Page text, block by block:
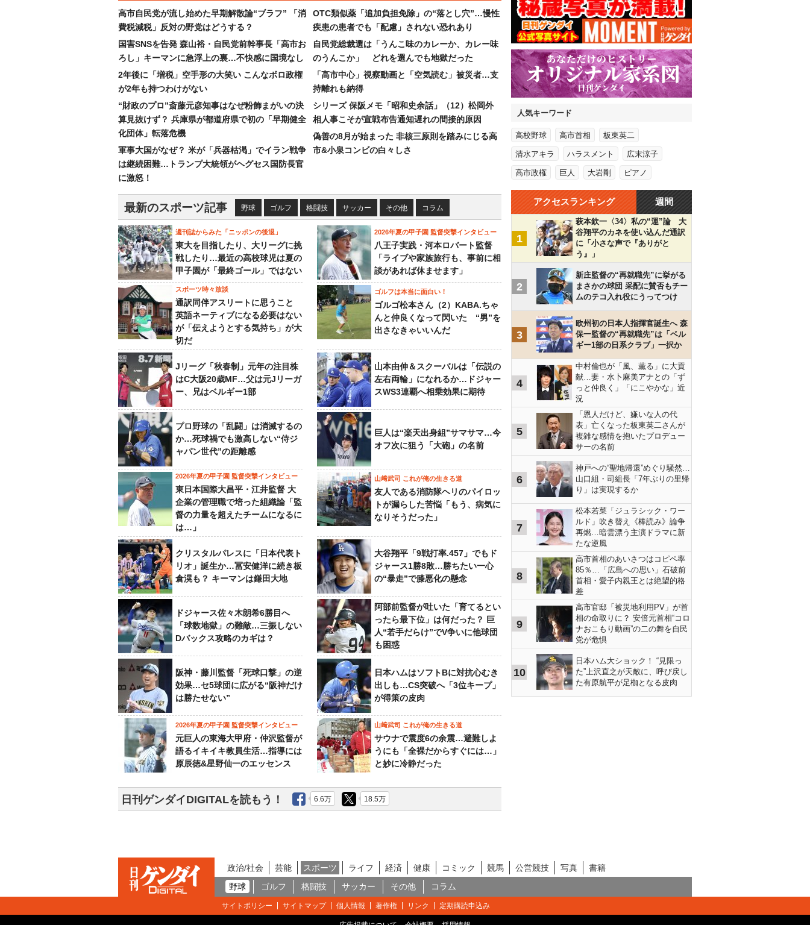
高市自民党が流し始めた早期解散論“ブラフ” 「消
費税減税」反対の野党はどうする？
国害SNSを告発 森山裕・自民党前幹事長「高市お
ろし」キーマンに急浮上の裏…不快感に国境なし
2年後に「増税」空手形の大笑い こんなボロ政権
が2年も持つわけがない
“財政のプロ”斎藤元彦知事はなぜ粉飾まがいの決
算見抜けず？ 兵庫県が都道府県で初の「早期健全
化団体」転落危機
軍事大国がなぜ？ 米が「兵器枯渇」でイラン戦争
は継続困難…トランプ大統領がヘグセス国防長官
に激怒！
OTC類似薬「追加負担免除」の“落とし穴”…慢性
疾患の患者でも「配慮」されない恐れあり
自民党総裁選は「うんこ味のカレーか、カレー味
のうんこか」 どれを選んでも地獄だった
「高市中心」視察動画と「空気読む」被災者…支
持離れも納得
シリーズ 保阪メモ「昭和史余話」（12）松岡外
相人事こそが宣戦布告通知遅れの間接的原因
偽善の8月が始まった 非核三原則を踏みにじる高
市&小泉コンビの白々しさ
最新のスポーツ記事 野球 ゴルフ 格闘技 サッカー その他 コラム
週刊誌からみた「ニッポンの後退」
東大を目指したり、大リーグに挑
戦したり…最近の高校球児は夏の
甲子園が「最終ゴール」ではない
2026年夏の甲子園 監督突撃インタビュー
八王子実践・河本ロバート監督
「ライブや家族旅行も、事前に相
談があれば休ませます」
スポーツ時々放談
通訳同伴アスリートに思うこと
英語ネーティブになる必要はない
が「伝えようとする気持ち」が大
切だ
ゴルフは本当に面白い！
ゴルゴ松本さん（2）KABA.ちゃ
んと仲良くなって閃いた “男”を
出さなきゃいいんだ
Jリーグ「秋春制」元年の注目株
はC大阪20歳MF…父は元Jリーガ
ー、兄はベルギー1部
山本由伸＆スクーバルは「伝説の
左右両輪」になれるか…ドジャー
スWS3連覇へ相乗効果に期待
プロ野球の「乱闘」は消滅するの
か…死球禍でも激高しない“侍ジ
ャパン世代”の距離感
巨人は“楽天出身組”サマサマ…今
オフ次に狙う「大砲」の名前
2026年夏の甲子園 監督突撃インタビュー
東日本国際大昌平・江井監督 大
企業の管理職で培った組織論「監
督の力量を超えたチームになるに
は…」
山﨑武司 これが俺の生きる道
友人である消防隊ヘリのパイロッ
トが漏らした苦悩「もう、病気に
なりそうだった」
クリスタルパレスに「日本代表ト
リオ」誕生か…冨安健洋に続き板
倉滉も？ キーマンは鎌田大地
大谷翔平「9戦打率.457」でもド
ジャース1勝8敗…勝ちたい一心
の“暴走”で膝悪化の懸念
ドジャース佐々木朗希6勝目へ
「球数地獄」の難敵…三振しない
Dバックス攻略のカギは？
阿部前監督が吐いた「育てるとい
ったら最下位」は何だった？ 巨
人“若手だらけ”でV争いに他球団
も困惑
阪神・藤川監督「死球口撃」の逆
効果…セ5球団に広がる“阪神だけ
は勝たせない”
日本ハムはソフトBに対抗心むき
出しも…CS突破へ「3位キープ」
が得策の皮肉
2026年夏の甲子園 監督突撃インタビュー
元巨人の東海大甲府・仲沢監督が
語るイキイキ教員生活…指導には
原辰徳&星野仙一のエッセンス
山﨑武司 これが俺の生きる道
サウナで震度6の余震…避難しよ
うにも「全裸だからすぐには…」
と妙に冷静だった
日刊ゲンダイDIGITALを読もう！ 6.6万 18.5万
人気キーワード
高校野球 高市首相 板東英二
清水アキラ ハラスメント 広末涼子
高市政権 巨人 大岩剛 ピアノ
アクセスランキング 週間
1
萩本欽一〈34〉私の“運”論 大
谷翔平のカネを使い込んだ通訳
に「小さな声で『ありがと
う』」
2
新庄監督の“再就職先”に挙がる
まさかの球団 采配に賛否もチー
ムのテコ入れ役にうってつけ
3
欧州初の日本人指揮官誕生へ 森
保一監督の“再就職先”は「ベル
ギー1部の日系クラブ」一択か
4
中村倫也が「風、薫る」に大貢
献…妻・水卜麻美アナとの「ず
っと仲良く」「にこやかな」近
況
5
「恩人だけど、嫌いな人の代
表」亡くなった板東英二さんが
複雑な感情を抱いたプロデュー
サーの名前
6
神戸への“聖地帰還”めぐり騒然…
山口組・司組長「7年ぶりの里帰
り」は実現するか
7
松本若菜「ジュラシック・ワー
ルド」吹き替え《棒読み》論争
再燃…暗雲漂う主演ドラマに新
たな逆風
8
高市首相のあいさつはコピペ率
85％…「広島への思い」石破前
首相・愛子内親王とは絶望的格
差
9
高市官邸「被災地利用PV」が首
相の命取りに？ 安倍元首相“コロ
ナおこもり動画”の二の舞を自民
党が危惧
10
日本ハム大ショック！ “見限っ
た”上沢直之が天敵に、呼び戻し
た有原航平が足枷となる皮肉
政治/社会 芸能 スポーツ ライフ 経済 健康 コミック 競馬 公営競技 写真
書籍
野球
ゴルフ 格闘技 サッカー その他 コラム
サイトポリシー サイトマップ 個人情報 著作権 リンク 定期購読申込み